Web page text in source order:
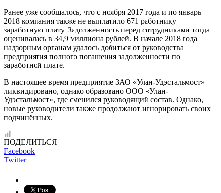
Ранее уже сообщалось, что с ноября 2017 года и по январь
2018 компания также не выплатило 671 работнику
заработную плату. Задолженность перед сотрудниками тогда
оценивалась в 34,9 миллиона рублей. В начале 2018 года
надзорным органам удалось добиться от руководства
предприятия полного погашения задолженности по
заработной плате.
В настоящее время предприятие ЗАО «Улан-Удэстальмост»
ликвидировано, однако образовано ООО «Улан-
Удэстальмост», где сменился руководящий состав. Однако,
новые руководители также продолжают игнорировать своих
подчинённых.
ПОДЕЛИТЬСЯ
Facebook
Twitter